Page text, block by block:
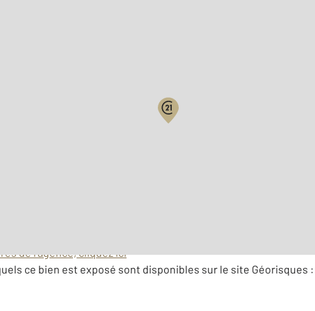
de l'agence, cliquez ici
ce bien est exposé sont disponibles sur le site Géorisques :